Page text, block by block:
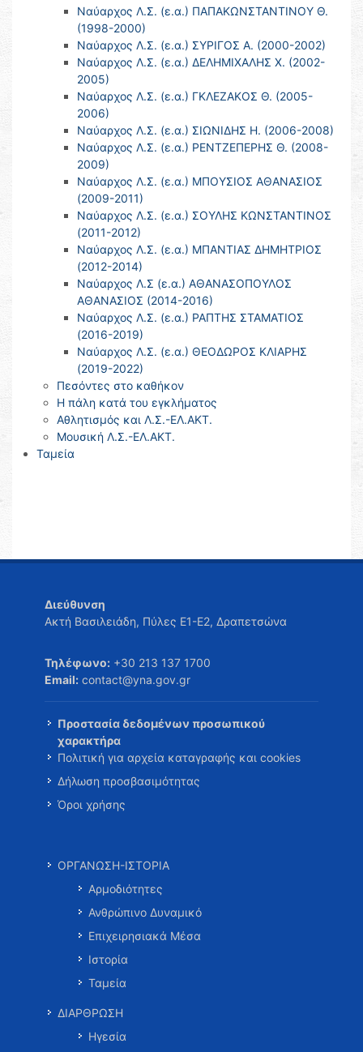
Ναύαρχος Λ.Σ. (ε.α.) ΠΑΠΑΚΩΝΣΤΑΝΤΙΝΟΥ Θ.
(1998-2000)
Ναύαρχος Λ.Σ. (ε.α.) ΣΥΡΙΓΟΣ Α. (2000-2002)
Ναύαρχος Λ.Σ. (ε.α.) ΔΕΛΗΜΙΧΑΛΗΣ Χ. (2002-
2005)
Ναύαρχος Λ.Σ. (ε.α.) ΓΚΛΕΖΑΚΟΣ Θ. (2005-
2006)
Ναύαρχος Λ.Σ. (ε.α.) ΣΙΩΝΙΔΗΣ Η. (2006-2008)
Ναύαρχος Λ.Σ. (ε.α.) ΡΕΝΤΖΕΠΕΡΗΣ Θ. (2008-
2009)
Ναύαρχος Λ.Σ. (ε.α.) ΜΠΟΥΣΙΟΣ ΑΘΑΝΑΣΙΟΣ
(2009-2011)
Ναύαρχος Λ.Σ. (ε.α.) ΣΟΥΛΗΣ ΚΩΝΣΤΑΝΤΙΝΟΣ
(2011-2012)
Ναύαρχος Λ.Σ. (ε.α.) ΜΠΑΝΤΙΑΣ ΔΗΜΗΤΡΙΟΣ
(2012-2014)
Ναύαρχος Λ.Σ (ε.α.) ΑΘΑΝΑΣΟΠΟΥΛΟΣ
ΑΘΑΝΑΣΙΟΣ (2014-2016)
Ναύαρχος Λ.Σ. (ε.α.) ΡΑΠΤΗΣ ΣΤΑΜΑΤΙΟΣ
(2016-2019)
Ναύαρχος Λ.Σ. (ε.α.) ΘΕΟΔΩΡΟΣ ΚΛΙΑΡΗΣ
(2019-2022)
Πεσόντες στο καθήκον
Η πάλη κατά του εγκλήματος
Αθλητισμός και Λ.Σ.-ΕΛ.ΑΚΤ.
Μουσική Λ.Σ.-ΕΛ.ΑΚΤ.
Ταμεία
Διεύθυνση
Ακτή Βασιλειάδη, Πύλες Ε1-Ε2, Δραπετσώνα
Τηλέφωνο: +30 213 137 1700
Email: contact@yna.gov.gr
Προστασία δεδομένων προσωπικού
χαρακτήρα
Πολιτική για αρχεία καταγραφής και cookies
Δήλωση προσβασιμότητας
Όροι χρήσης
ΟΡΓΑΝΩΣΗ-ΙΣΤΟΡΙΑ
Αρμοδιότητες
Ανθρώπινο Δυναμικό
Επιχειρησιακά Μέσα
Ιστορία
Ταμεία
ΔΙΑΡΘΡΩΣΗ
Ηγεσία